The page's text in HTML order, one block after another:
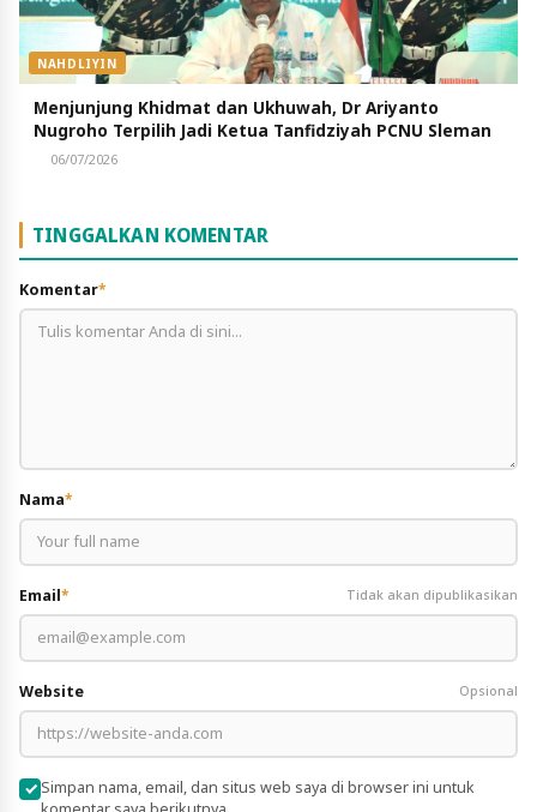
NAHDLIYIN
Menjunjung Khidmat dan Ukhuwah, Dr Ariyanto
Nugroho Terpilih Jadi Ketua Tanfidziyah PCNU Sleman
06/07/2026
TINGGALKAN KOMENTAR
Komentar*
Nama*
Email* Tidak akan dipublikasikan
Website Opsional
Simpan nama, email, dan situs web saya di browser ini untuk